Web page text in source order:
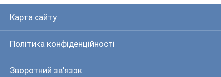
Карта сайту
Політика конфіденційності
Зворотний зв’язок